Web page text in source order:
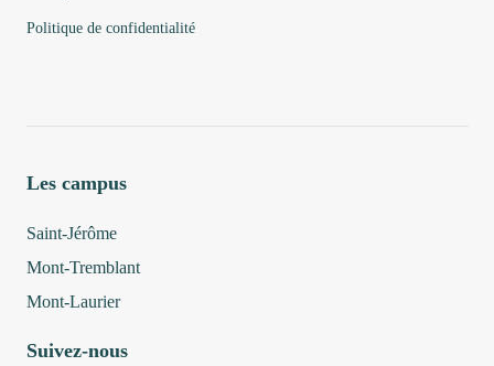
Politique de confidentialité
Les campus
Saint-Jérôme
Mont-Tremblant
Mont-Laurier
Suivez-nous